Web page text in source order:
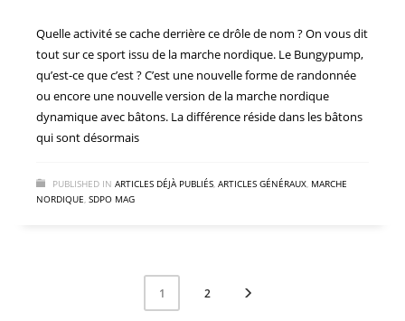
Quelle activité se cache derrière ce drôle de nom ? On vous dit
tout sur ce sport issu de la marche nordique. Le Bungypump,
qu’est-ce que c’est ? C’est une nouvelle forme de randonnée
ou encore une nouvelle version de la marche nordique
dynamique avec bâtons. La différence réside dans les bâtons
qui sont désormais
PUBLISHED IN ARTICLES DÉJÀ PUBLIÉS, ARTICLES GÉNÉRAUX, MARCHE
NORDIQUE, SDPO MAG
1 2